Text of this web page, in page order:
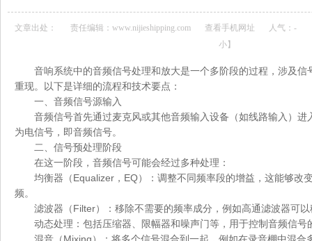
文章出处： 责任编辑：www.nijieshipping.com 查看手机网址 人气： -
小】
音响系统中的音频信号处理和放大是一个多阶段的过程，涉及
重现。以下是详细的流程和技术要点：
一、音频信号源输入
音频信号首先通过麦克风或其他音频输入设备（如线路输入）
为电信号，即音频信号。
二、信号预处理阶段
在这一阶段，音频信号可能会经过多种处理：
均衡器（Equalizer，EQ）：调整不同频率段的增益，这能够改
频。
滤波器（Filter）：移除不需要的频率成分，例如高通滤波器可
动态处理：包括压缩器、限幅器和噪声门等，用于控制音频信号